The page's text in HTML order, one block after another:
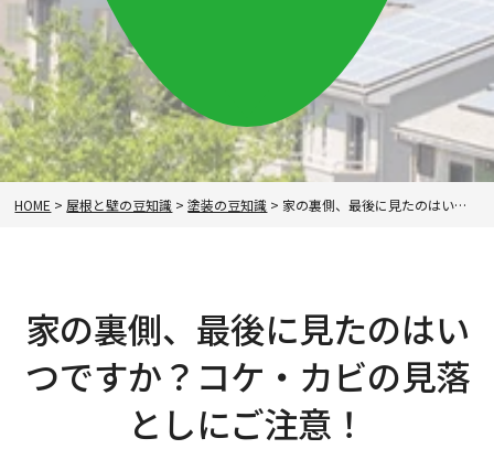
HOME > 屋根と壁の豆知識 >塗装の豆知識 > 家の裏側、最後に見たのはいつですか？コケ・カビの見落としにご注意！
家の裏側、最後に見たのはい
つですか？コケ・カビの見落
としにご注意！